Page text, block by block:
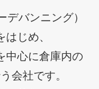
バンニング）
じめ、
中心に倉庫内の
会社です。